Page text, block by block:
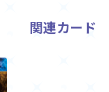
関連カード